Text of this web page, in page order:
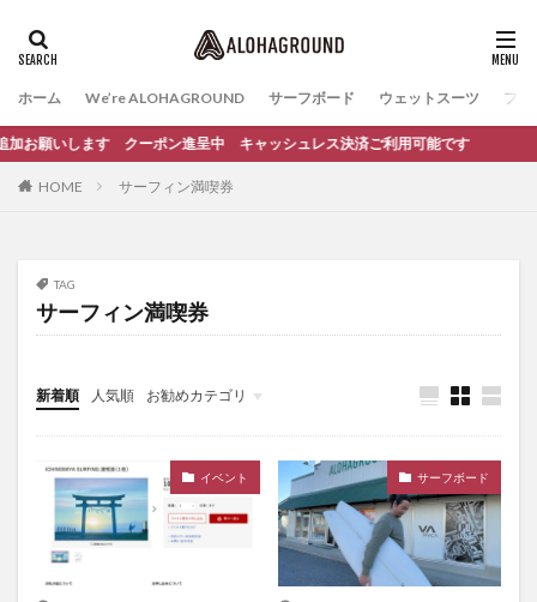
ホーム We’re ALOHAGROUND サーフボード ウェットスーツ ファ
いします クーポン進呈中 キャッシュレス決済ご利用可能です
HOME サーフィン満喫券
TAG
サーフィン満喫券
新着順 人気順 お勧めカテゴリ
イベント
サーフィンスクール
イベント サーフボード